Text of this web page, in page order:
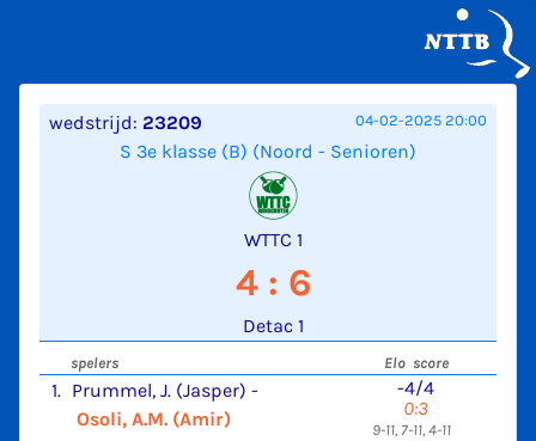
wedstrijd: 23209 04-02-2025 20:00
S 3e klasse (B) (Noord - Senioren)
WTTC 1
4 : 6
Detac 1
spelers Elo score
1. Prummel, J. (Jasper) -
Osoli, A.M. (Amir)
-4/4
0:3
9-11, 7-11, 4-11